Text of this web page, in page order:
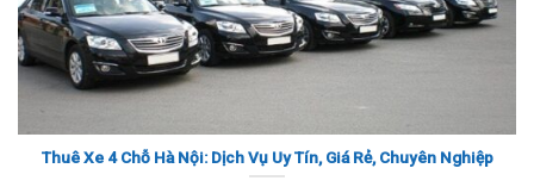
Thuê Xe 4 Chỗ Hà Nội: Dịch Vụ Uy Tín, Giá Rẻ, Chuyên Nghiệp